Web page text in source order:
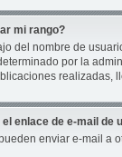
mi rango?
del nombre de
por la
realizadas,
enlace de e-mail de
enviar e-mail a